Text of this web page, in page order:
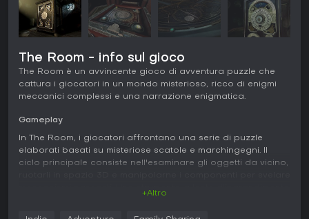
The Room - info sul gioco
The Room è un avvincente gioco di avventura puzzle che
cattura i giocatori in un mondo misterioso, ricco di enigmi
meccanici complessi e una narrazione enigmatica.
Gameplay
In The Room, i giocatori affrontano una serie di puzzle
elaborati basati su misteriose scatole e marchingegni. Il
ciclo principale consiste nell'esaminare gli oggetti da vicino,
+Altro